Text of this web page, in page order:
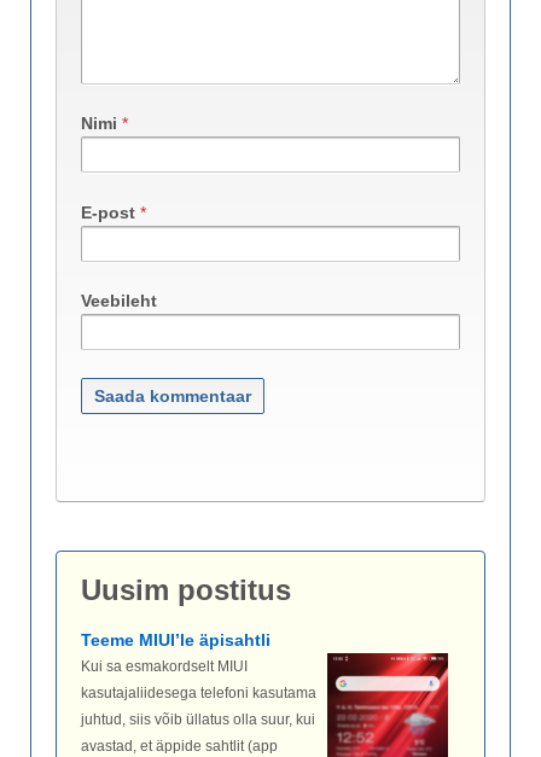
Nimi *
E-post *
Veebileht
Uusim postitus
Teeme MIUI’le äpisahtli
Kui sa esmakordselt MIUI
kasutajaliidesega telefoni kasutama
juhtud, siis võib üllatus olla suur, kui
avastad, et äppide sahtlit (app